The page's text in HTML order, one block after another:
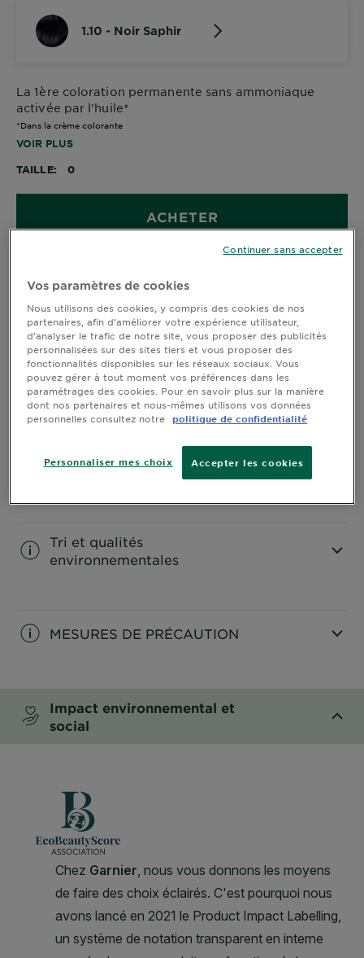
Notre
magazine1.10 - Noir Saphir
La 1ère coloration permanente sans ammoniaque
activée par l'huile*
*Dans la crème colorante
VOIR PLUS
TAILLE 0
ACHETER
CLOSE SUBPANEL
Application sensorielle
unique
CLOSE SUBPANEL
Ingrédients
CLOSE SUBPANEL
Tri et qualités
environnementales
MESURES DE PRÉCAUTION
Impact environnemental et
social
Vos paramètres de cookies
Nous utilisons des cookies, y compris des cookies de nos
partenaires, afin d’améliorer votre expérience utilisateur,
d’analyser le trafic de notre site, vous proposer des publicités
personnalisées sur des sites tiers et vous proposer des
fonctionnalités disponibles sur les réseaux sociaux. Vous
pouvez gérer à tout moment vos préférences dans les
paramétrages des cookies. Pour en savoir plus sur la manière
dont nos partenaires et nous-mêmes utilisons vos données
personnelles consultez notre
politique de confidentialité
Accepter les cookies
Personnaliser mes choix
Continuer sans accepter